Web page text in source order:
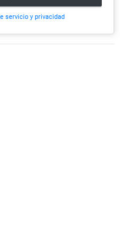
servicio y privacidad